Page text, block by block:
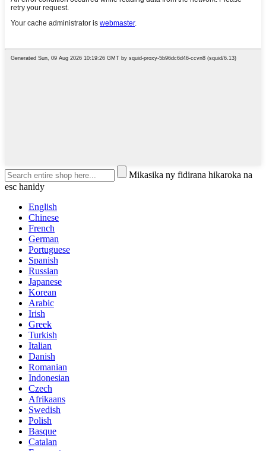
Mikasika ny fidirana hikaroka na
esc hanidy
English
Chinese
French
German
Portuguese
Spanish
Russian
Japanese
Korean
Arabic
Irish
Greek
Turkish
Italian
Danish
Romanian
Indonesian
Czech
Afrikaans
Swedish
Polish
Basque
Catalan